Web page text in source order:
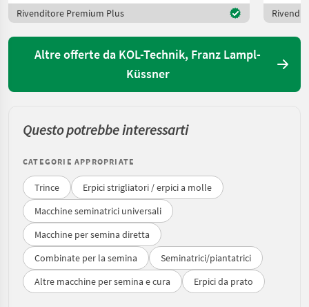
Rivenditore Premium Plus
Altre offerte da KOL-Technik, Franz Lampl-
Küssner
Questo potrebbe interessarti
CATEGORIE APPROPRIATE
Trince
Erpici strigliatori / erpici a molle
Macchine seminatrici universali
Macchine per semina diretta
Combinate per la semina
Seminatrici/piantatrici
Altre macchine per semina e cura
Erpici da prato